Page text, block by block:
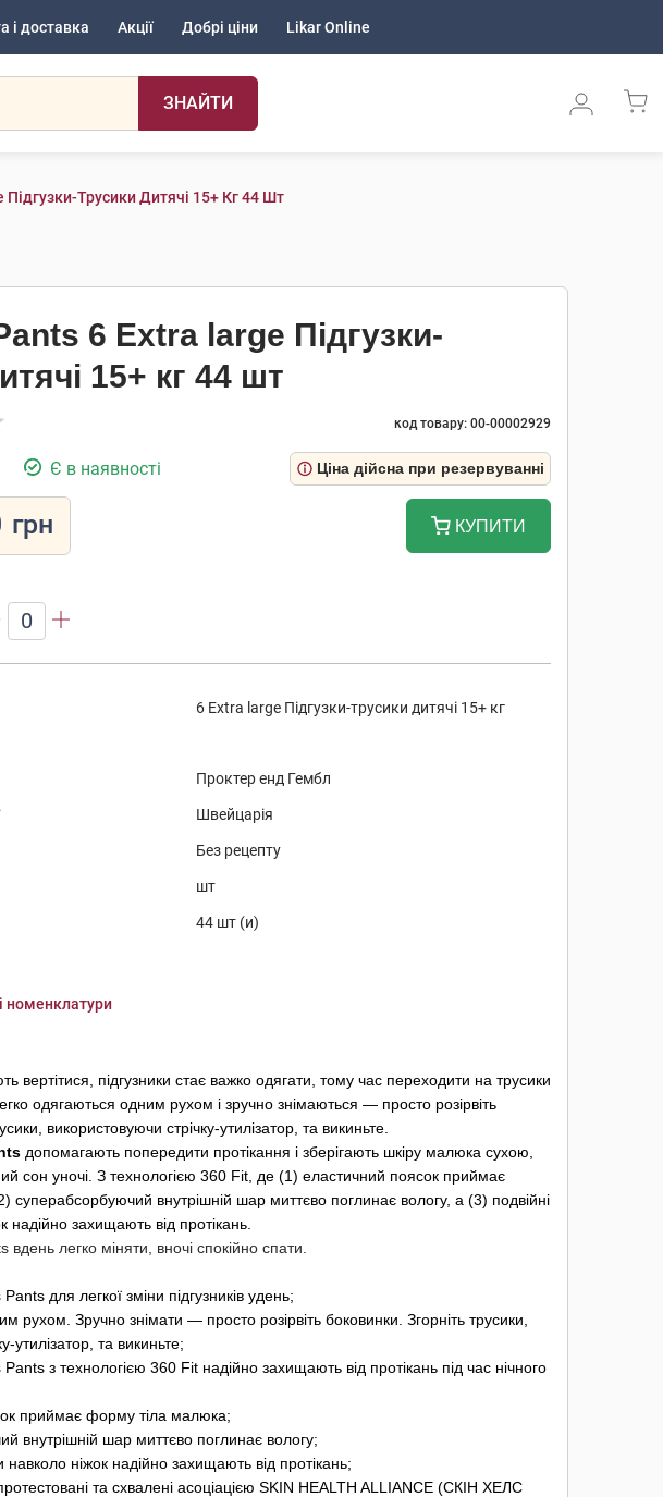
і доставка Акції Добрі ціни Likar Online
ЗНАЙТИ
Трусики Дитячі 15+ Кг 44 Шт
6 Extra large Підгузки-
15+ кг 44 шт
код товару: 00-00002929
Є в наявності Ціна дійсна при резервуванні
грн КУПИТИ
0
6 Extra large Підгузки-трусики дитячі 15+ кг
Проктер енд Гембл
Швейцарія
Без рецепту
шт
44 шт (и)
номенклатури
вертітися, підгузники стає важко одягати, тому час переходити на трусики
одягаються одним рухом і зручно знімаються — просто розірвіть
використовуючи стрічку-утилізатор, та викиньте.
допомагають попередити протікання і зберігають шкіру малюка сухою,
сон уночі. З технологією 360 Fit, де (1) еластичний поясок приймає
внутрішній шар миттєво поглинає вологу, а (3) подвійні
надійно захищають від протікань.
легко міняти, вночі спокійно спати.
для легкої зміни підгузників удень;
Зручно знімати — просто розірвіть боковинки. Згорніть трусики,
утилізатор, та викиньте;
з технологією 360 Fit надійно захищають від протікань під час нічного
приймає форму тіла малюка;
шар миттєво поглинає вологу;
ніжок надійно захищають від протікань;
та схвалені асоціацією SKIN HEALTH ALLIANCE (СКІН ХЕЛС